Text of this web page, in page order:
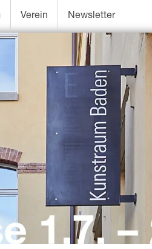
Verein Newsletter